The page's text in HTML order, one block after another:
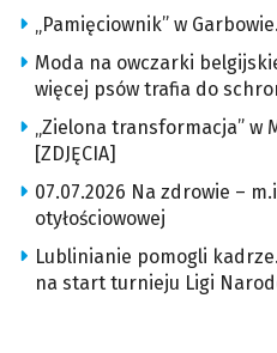
„Pamięciownik” w
Moda na owczarki
więcej psów trafia do
„Zielona transformacja” w
[ZDJĘCIA]
07.07.2026 Na zdrowie –
otyłościowowej
Lublinianie pomogli
na start turnieju Ligi